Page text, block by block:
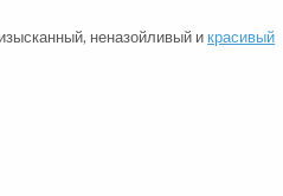
неназойливый икрасивый